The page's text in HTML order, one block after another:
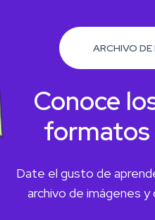
ARCHIVO
Conoce
formatos
Date el gusto de
archivo de imágenes